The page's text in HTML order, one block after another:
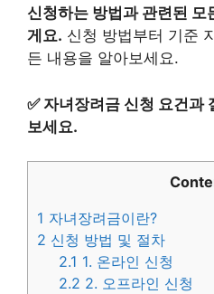
신청하는 방법과 관련된 모
게요. 신청 방법부터 기준
든 내용을 알아보세요.
✅ 자녀장려금 신청 요건과
보세요.
1 자녀장려금이란?
2 신청 방법 및 절차
2.1 1. 온라인 신청
2.2 2. 오프라인 신청